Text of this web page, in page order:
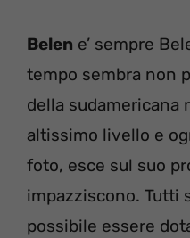
Belen e’ sempre
tempo sembra non
della sudamericana
altissimo livello e
foto, esce sul suo
impazziscono. Tutti
possibile essere